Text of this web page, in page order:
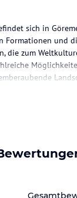
sich in
Formationen und
die zum
im Hotel
um Ihren
Zimmer
eine private